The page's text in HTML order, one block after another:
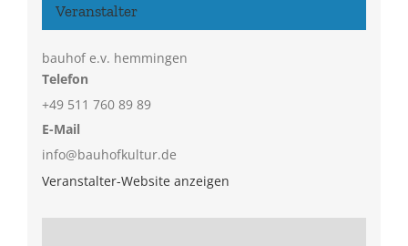
Veranstalter
bauhof e.v. hemmingen
Telefon
+49 511 760 89 89
E-Mail
info@bauhofkultur.de
Veranstalter-Website anzeigen